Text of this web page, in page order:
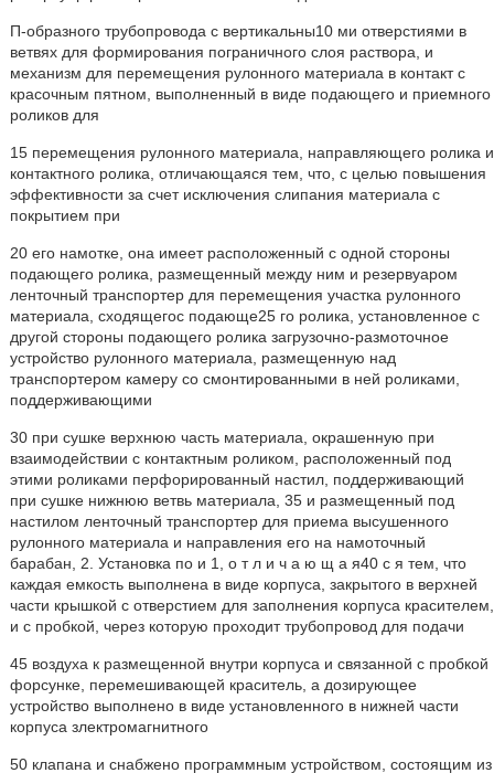
П-образного трубопровода с вертикальны10 ми отверстиями в
ветвях для формирования пограничного слоя раствора, и
механизм для перемещения рулонного материала в контакт с
красочным пятном, выполненный в виде подающего и приемного
роликов для
15 перемещения рулонного материала, направляющего ролика и
контактного ролика, отличающаяся тем, что, с целью повышения
эффективности за счет исключения слипания материала с
покрытием при
20 его намотке, она имеет расположенный с одной стороны
подающего ролика, размещенный между ним и резервуаром
ленточный транспортер для перемещения участка рулонного
материала, сходящегос подающе25 го ролика, установленное с
другой стороны подающего ролика загрузочно-размоточное
устройство рулонного материала, размещенную над
транспортером камеру со смонтированными в ней роликами,
поддерживающими
30 при сушке верхнюю часть материала, окрашенную при
взаимодействии с контактным роликом, расположенный под
этими роликами перфорированный настил, поддерживающий
при сушке нижнюю ветвь материала, 35 и размещенный под
настилом ленточный транспортер для приема высушенного
рулонного материала и направления его на намоточный
барабан, 2. Установка по и 1, о т л и ч а ю щ а я40 с я тем, что
каждая емкость выполнена в виде корпуса, закрытого в верхней
части крышкой с отверстием для заполнения корпуса красителем,
и с пробкой, через которую проходит трубопровод для подачи
45 воздуха к размещенной внутри корпуса и связанной с пробкой
форсунке, перемешивающей краситель, а дозирующее
устройство выполнено в виде установленного в нижней части
корпуса злектромагнитного
50 клапана и снабжено программным устройством, состоящим из